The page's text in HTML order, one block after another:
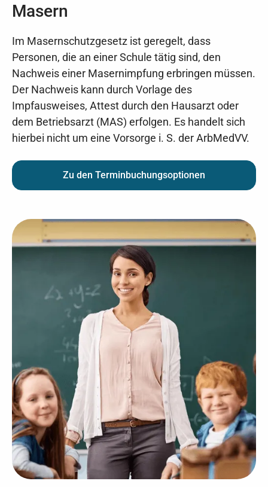
Masern
Im Masernschutzgesetz ist geregelt, dass
Personen, die an einer Schule tätig sind, den
Nachweis einer Masernimpfung erbringen müssen.
Der Nachweis kann durch Vorlage des
Impfausweises, Attest durch den Hausarzt oder
dem Betriebsarzt (MAS) erfolgen. Es handelt sich
hierbei nicht um eine Vorsorge i. S. der ArbMedVV.
Zu den Terminbuchungsoptionen